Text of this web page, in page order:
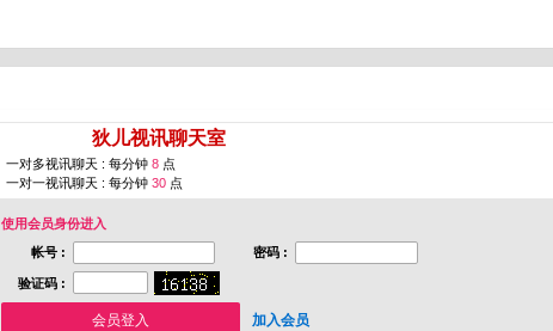
狄儿视讯聊天室
一对多视讯聊天 : 每分钟 8 点
一对一视讯聊天 : 每分钟 30 点
使用会员身份进入
帐号 :
密码 :
验证码 :
加入会员